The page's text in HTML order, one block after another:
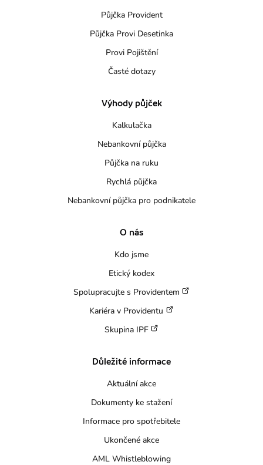
Půjčka Provident
Půjčka Provi Desetinka
Provi Pojištění
Časté dotazy
Výhody půjček
Kalkulačka
Nebankovní půjčka
Půjčka na ruku
Rychlá půjčka
Nebankovní půjčka pro podnikatele
O nás
Kdo jsme
Etický kodex
Spolupracujte s Providentem
Kariéra v Providentu
Skupina IPF
Důležité informace
Aktuální akce
Dokumenty ke stažení
Informace pro spotřebitele
Ukončené akce
AML Whistleblowing